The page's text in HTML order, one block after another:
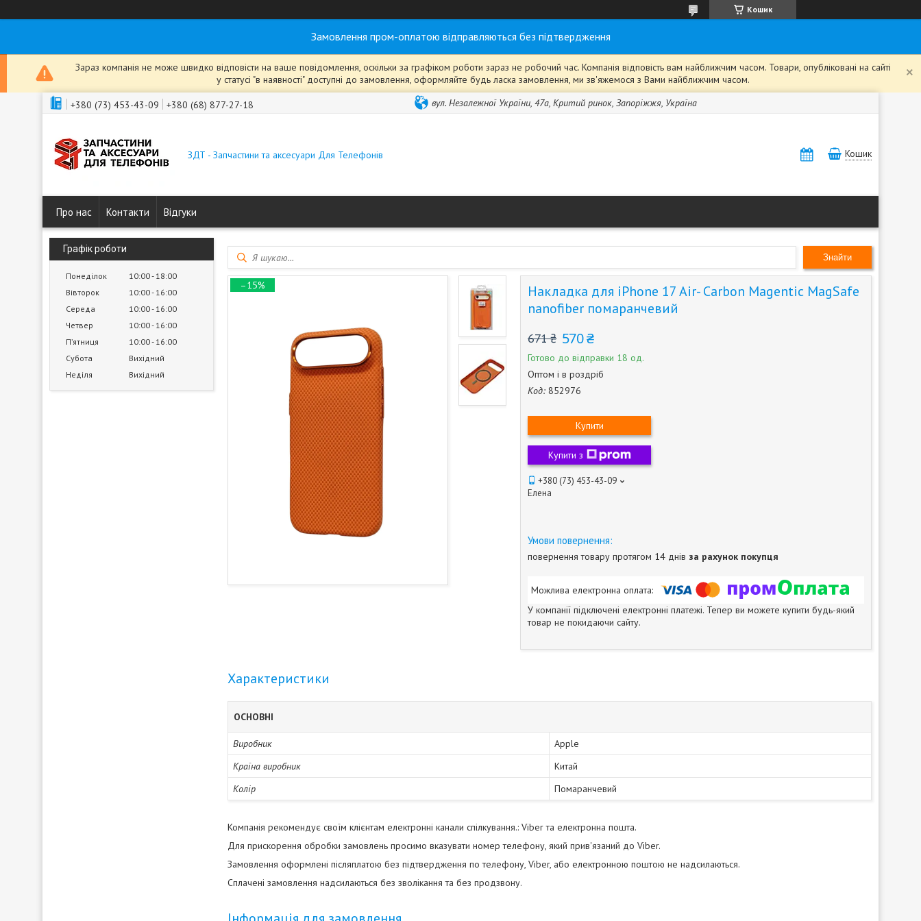
Кошик
Замовлення пром-оплатою відправляються без підтвердження
Зараз компанія не може швидко відповісти на ваше повідомлення, оскільки за графіком роботи зараз не робочий час. Компанія відповість вам найближчим часом. Товари, опубліковані на сайті
у статусі "в наявності" доступні до замовлення, оформляйте будь ласка замовлення, ми зв'яжемося з Вами найближчим часом.
+380 (73) 453-43-09 +380 (68) 877-27-18 вул. Незалежної України, 47а, Критий ринок, Запоріжжя, Україна
ЗДТ - Запчастини та аксесуари Для Телефонів Кошик
Про нас Контакти Відгуки
Графік роботи
Понеділок 10:00 18:00
Вівторок
10:00 16:00
Середа
10:00 16:00
Четвер
10:00 16:00
Пʼятниця
10:00 16:00
Субота
Вихідний
Неділя
Вихідний
Знайти
–15%
Накладка для iPhone 17 Air- Carbon Magentic MagSafe
nanofiber помаранчевий
671 ₴ 570 ₴
Готово до відправки 18 од.
Оптом і в роздріб
Код: 852976
Купити
Купити з
+380 (73) 453-43-09
Елена
повернення товару протягом 14 днів за рахунок покупця
У компанії підключені електронні платежі. Тепер ви можете купити будь-який
товар не покидаючи сайту.
Характеристики
ОСНОВНІ
Виробник
Apple
Країна виробник
Китай
Колір
Помаранчевий
Компанія рекомендує своїм клієнтам електронні канали спілкування.: Viber та електронна пошта.
Для прискорення обробки замовлень просимо вказувати номер телефону, який прив'язаний до Viber.
Замовлення оформлені післяплатою без підтвердження по телефону, Viber, або електронною поштою не надсилаються.
Сплачені замовлення надсилаються без зволікання та без продзвону.